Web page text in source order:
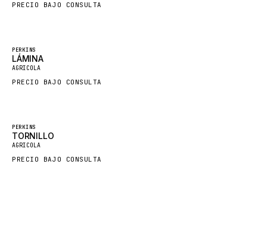
CLARK
JLC
INTERNATIONAL HARVESTER
KOBELCO
KONECRANES
TAYLOR
PRECIO BAJO CONSULTA
Destacado
PERKINS
LÁMINA
AGRICOLA
PRECIO BAJO CONSULTA
Destacado
PERKINS
TORNILLO
AGRICOLA
PRECIO BAJO CONSULTA